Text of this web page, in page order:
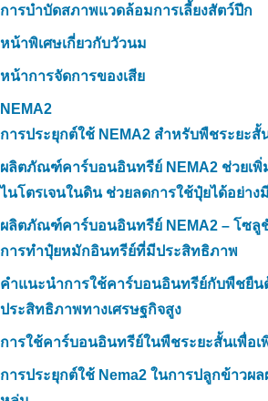
การบำบัดสภาพแวดล้อมการเลี้ยงสัตว์ปีก
หน้าพิเศษเกี่ยวกับวัวนม
หน้าการจัดการของเสีย
NEMA2
การประยุกต์ใช้ NEMA2 สำหรับพืชระยะ
ผลิตภัณฑ์คาร์บอนอินทรีย์ NEMA2 ช่วยเพิ่
ไนโตรเจนในดิน ช่วยลดการใช้ปุ๋ยได้อย่า
ผลิตภัณฑ์คาร์บอนอินทรีย์ NEMA2 – โซลู
การทำปุ๋ยหมักอินทรีย์ที่มีประสิทธิภาพ
คำแนะนำการใช้คาร์บอนอินทรีย์กับพืชยืน
ประสิทธิภาพทางเศรษฐกิจสูง
การใช้คาร์บอนอินทรีย์ในพืชระยะสั้นเพื่อเ
การประยุกต์ใช้ Nema2 ในการปลูกข้าวผ